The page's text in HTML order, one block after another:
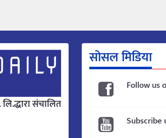
लि.द्धारा संचालित
सोसल मिडिया
Follow us
Subscribe